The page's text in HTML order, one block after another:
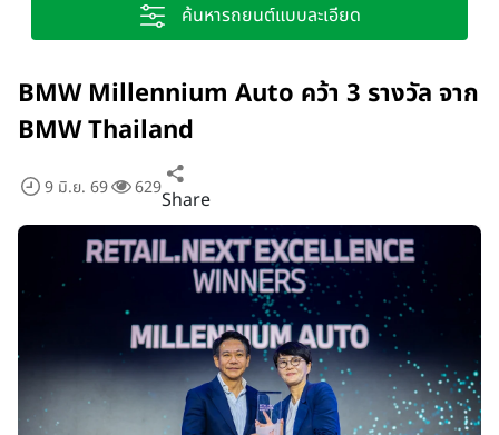
ค้นหารถยนต์แบบละเอียด
BMW Millennium Auto คว้า 3 รางวัล จาก
BMW Thailand
9 มิ.ย. 69 629Share